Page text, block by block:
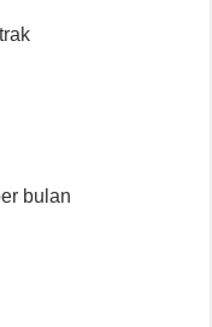
bulan